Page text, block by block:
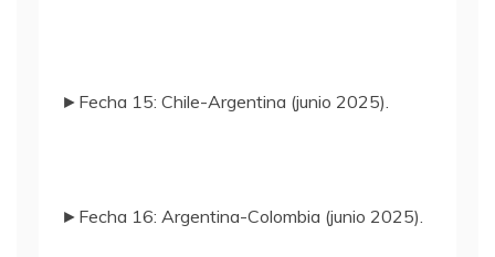
►Fecha 15: Chile-Argentina (junio 2025).
►Fecha 16: Argentina-Colombia (junio 2025).